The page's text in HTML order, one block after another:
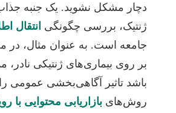
دچار مشکل نشوید. یک جنبه جذاب در
ژنتیک، بررسی چگونگیانتقال
جامعه است. به عنوان مثال، در
بر روی بیماری‌های ژنتیکی نادر، ممکن
باشد تاثیر آگاهی‌بخشی عمومی را
روش‌هایبازاریابی محتوایی با رویکرد